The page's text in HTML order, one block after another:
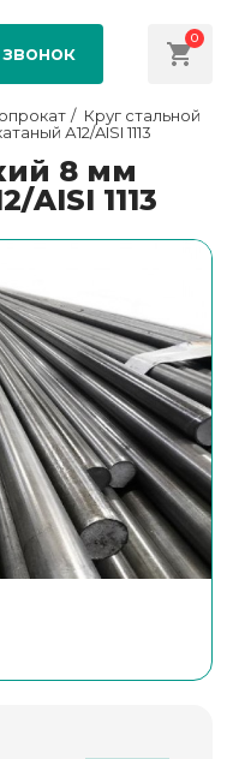
0
Круг стальной
А12/AISI 1113
8 мм
AISI 1113